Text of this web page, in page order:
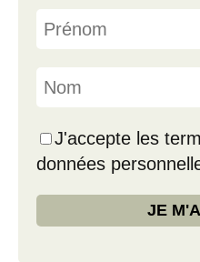
J'accepte les
données